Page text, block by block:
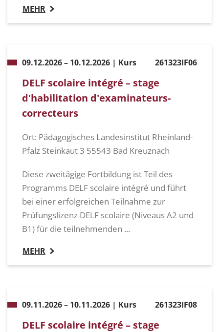
MEHR
09.12.2026 – 10.12.2026 | Kurs 261323IF06
DELF scolaire intégré – stage
d'habilitation d'examinateurs-
correcteurs
Ort: Pädagogisches Landesinstitut Rheinland-
Pfalz Steinkaut 3 55543 Bad Kreuznach
Diese zweitägige Fortbildung ist Teil des
Programms DELF scolaire intégré und führt
bei einer erfolgreichen Teilnahme zur
Prüfungslizenz DELF scolaire (Niveaus A2 und
B1) für die teilnehmenden ...
MEHR
09.11.2026 – 10.11.2026 | Kurs 261323IF08
DELF scolaire intégré – stage